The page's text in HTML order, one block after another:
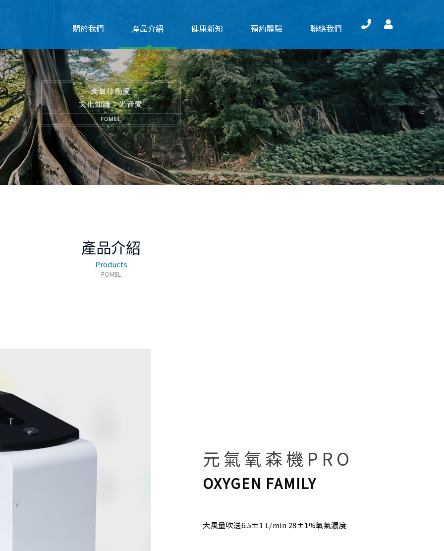
關於我們 產品介紹 健康新知 預約體驗 聯絡我們
產品介紹
Products
元氣氧森機PRO
OXYGEN FAMILY
大風量吹送6.5±1 L/min 28±1%氧氣濃度